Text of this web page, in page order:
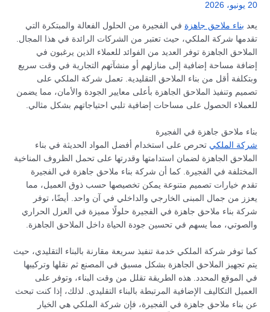
20 يونيو، 2026
يعد بناء ملاحق جاهزة في الفجيرة من الحلول الفعالة والمبتكرة التي
تقدمها شركة الملكي، حيث تعتبر من الشركات الرائدة في هذا المجال.
الملاحق الجاهزة توفر العديد من الفوائد للعملاء الذين يرغبون في
إضافة مساحة إضافية إلى منازلهم أو منشآتهم التجارية في وقت سريع
وبتكلفة أقل من بناء الملاحق التقليدية. تعمل شركة الملكي على
تصميم وتنفيذ الملاحق الجاهزة بأعلى معايير الجودة والأمان، مما يضمن
للعملاء الحصول على مساحات إضافية تلبي احتياجاتهم بشكل مثالي.
بناء ملاحق جاهزة في الفجيرة
شركة الملكي تحرص على استخدام أفضل المواد الحديثة في بناء
الملاحق الجاهزة لضمان استدامتها وقدرتها على تحمل الظروف المناخية
المختلفة في الفجيرة. كما أن شركة بناء ملاحق جاهزة في الفجيرة
تقدم خيارات تصميم متنوعة يمكن تخصيصها حسب ذوق العميل، مما
يعزز من جمال المبنى الخارجي والداخلي في آن واحد. أيضًا، توفر
شركة بناء ملاحق جاهزة في الفجيرة حلولًا مميزة في العزل الحراري
والصوتي، مما يسهم في تحسين جودة الحياة داخل الملاحق الجاهزة.
كما توفر شركة الملكي خدمة تنفيذ سريعة مقارنة بالبناء التقليدي، حيث
يتم تجهيز الملاحق الجاهزة بشكل مسبق في المصنع ثم نقلها وتركيبها
في الموقع المحدد. هذه الطريقة تقلل من وقت البناء، وتوفر على
العميل التكاليف الإضافية المرتبطة بالبناء التقليدي. لذلك، إذا كنت تبحث
عن بناء ملاحق جاهزة في الفجيرة، فإن شركة الملكي هي الخيار